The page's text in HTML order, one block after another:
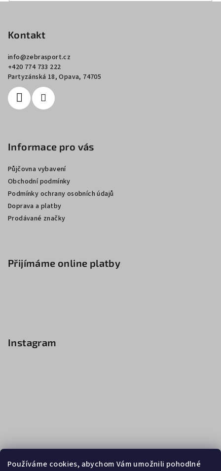
Používáme cookies, abychom Vám umožnili pohodlné
Kontakt
info@zebrasport.cz
+420 774 733 222
Partyzánská 18, Opava, 74705
Informace pro vás
Půjčovna vybavení
Obchodní podmínky
Podmínky ochrany osobních údajů
Doprava a platby
Prodávané značky
Přijímáme online platby
Instagram